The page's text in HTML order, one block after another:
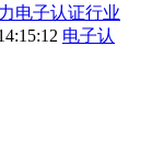
电子认证行业
电子认